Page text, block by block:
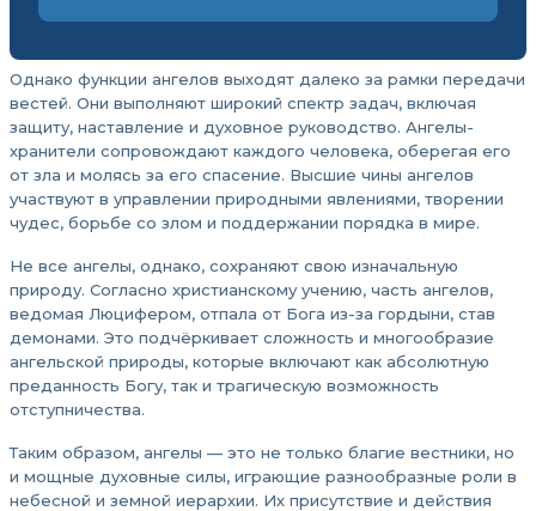
Однако функции ангелов выходят далеко за рамки передачи
вестей. Они выполняют широкий спектр задач, включая
защиту, наставление и духовное руководство. Ангелы-
хранители сопровождают каждого человека, оберегая его
от зла и молясь за его спасение. Высшие чины ангелов
участвуют в управлении природными явлениями, творении
чудес, борьбе со злом и поддержании порядка в мире.
Не все ангелы, однако, сохраняют свою изначальную
природу. Согласно христианскому учению, часть ангелов,
ведомая Люцифером, отпала от Бога из-за гордыни, став
демонами. Это подчёркивает сложность и многообразие
ангельской природы, которые включают как абсолютную
преданность Богу, так и трагическую возможность
отступничества.
Таким образом, ангелы — это не только благие вестники, но
и мощные духовные силы, играющие разнообразные роли в
небесной и земной иерархии. Их присутствие и действия